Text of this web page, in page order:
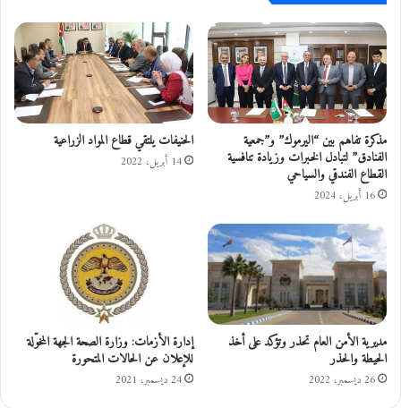
ش
م
ل
ا
ق
ط
ا
ع
ي
ن
ع
ا
م
و
ا
ل
خ
ا
ف
ت
ت
ح
خ
د
م
ة
"
ا
ل
ر
خ
ي
ص
م
ن
م
ر
ك
مذكرة تفاهم بين “اليرموك” و”جمعية
الفنادق” لتبادل الخبرات وزيادة تنافسية
القطاع الفندقي والسياحي
16 أبريل، 2024
الحنيفات يلتقي قطاع المواد الزراعية
14 أبريل، 2022
مديرية الأمن العام تحذر وتؤكد على أخذ
الحيطة والحذر
26 ديسمبر، 2022
إدارة الأزمات: وزارة الصحة الجهة المخوّلة
للإعلان عن الحالات المتحورة
24 ديسمبر، 2021